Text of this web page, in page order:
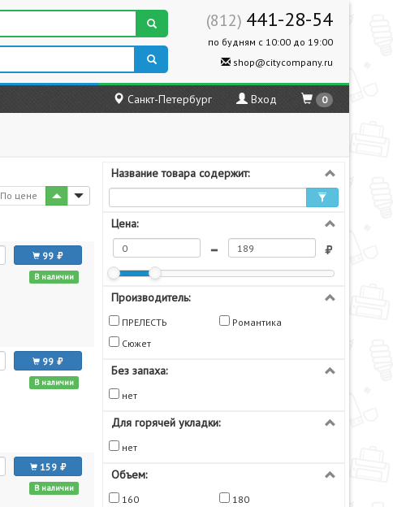
(812) 441-28-54
по будням с 10:00 до 19:00
shop@citycompany.ru
Санкт-Петербург Вход 0
Название товара содержит:
Цена:
Производитель:
ПРЕЛЕСТЬ
Романтика
Сюжет
Без запаха:
нет
Для горячей укладки:
нет
Объем:
160
180
По цене
99
В наличии
99
В наличии
159
В наличии